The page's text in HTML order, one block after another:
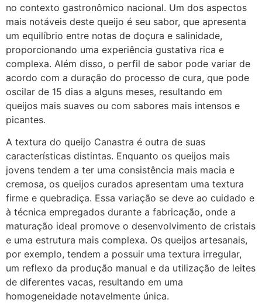
no contexto gastronômico nacional. Um dos aspectos
mais notáveis deste queijo é seu sabor, que apresenta
um equilíbrio entre notas de doçura e salinidade,
proporcionando uma experiência gustativa rica e
complexa. Além disso, o perfil de sabor pode variar de
acordo com a duração do processo de cura, que pode
oscilar de 15 dias a alguns meses, resultando em
queijos mais suaves ou com sabores mais intensos e
picantes.
A textura do queijo Canastra é outra de suas
características distintas. Enquanto os queijos mais
jovens tendem a ter uma consistência mais macia e
cremosa, os queijos curados apresentam uma textura
firme e quebradiça. Essa variação se deve ao cuidado e
à técnica empregados durante a fabricação, onde a
maturação ideal promove o desenvolvimento de cristais
e uma estrutura mais complexa. Os queijos artesanais,
por exemplo, tendem a possuir uma textura irregular,
um reflexo da produção manual e da utilização de leites
de diferentes vacas, resultando em uma
homogeneidade notavelmente única.